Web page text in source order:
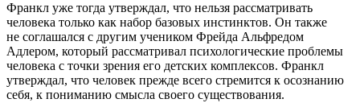
Франкл уже тогда утверждал, что нельзя рассматривать
человека только как набор базовых инстинктов. Он также
не соглашался с другим учеником Фрейда Альфредом
Адлером, который рассматривал психологические проблемы
человека с точки зрения его детских комплексов. Франкл
утверждал, что человек прежде всего стремится к осознанию
себя, к пониманию смысла своего существования.